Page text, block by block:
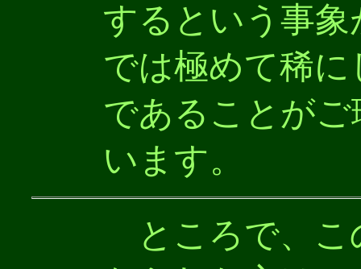
するという事
では極めて稀
であることが
います。
ところで、こ